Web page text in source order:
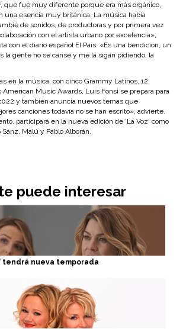
que fue muy diferente porque era más orgánico,
una esencia muy británica. La música había
de sonidos, de productoras y por primera vez
con el artista urbano por excelencia»,
con el diario español El País. «Es una bendición, un
la gente no se canse y me la sigan pidiendo, la
en la música, con cinco Grammy Latinos, 12
American Music Awards, Luis Fonsi se prepara para
y también anuncia nuevos temas que
canciones todavía no se han escrito», advierte.
participará en la nueva edición de ‘La Voz’ como
Malú y Pablo Alborán.
puede interesar
tendrá nueva temporada